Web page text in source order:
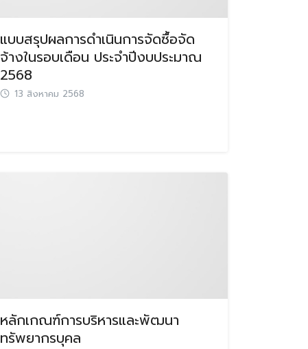
แบบสรุปผลการดำเนินการจัดซื้อจัด
จ้างในรอบเดือน ประจำปีงบประมาณ
2568
13 สิงหาคม 2568
หลักเกณฑ์การบริหารและพัฒนา
ทรัพยากรบุคล